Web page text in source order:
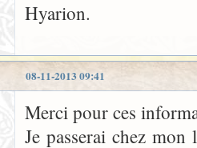
Hyarion.
08-11-2013 09:41
Merci pour ces
Je passerai chez